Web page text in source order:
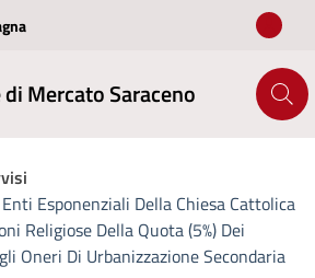
Mercato Saraceno
Esponenziali Della Chiesa Cattolica
Religiose Della Quota (5%) Dei
Oneri Di Urbanizzazione Secondaria